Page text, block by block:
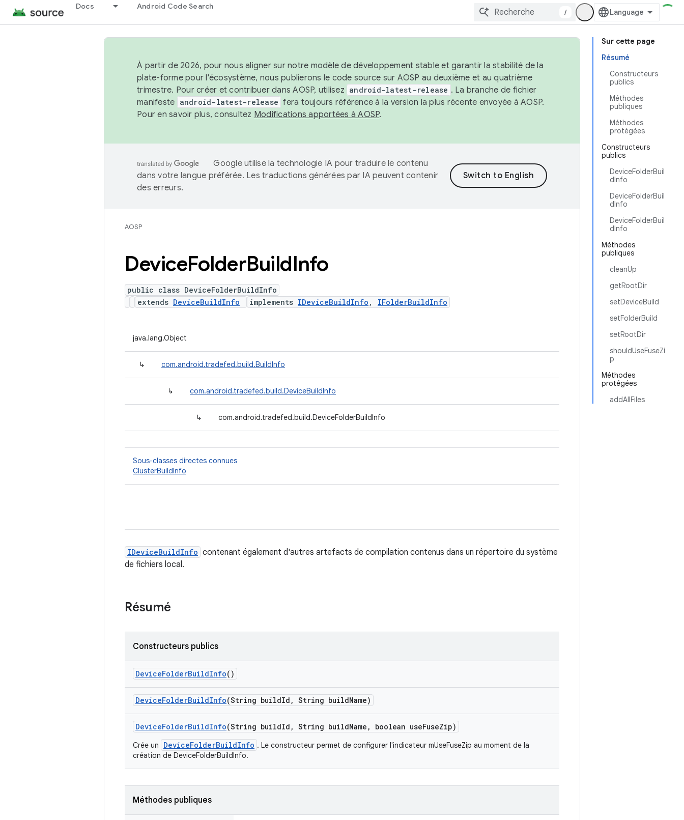
Docs Android Code Search
/
Sur cette page
Résumé
Constructeurs
publics
Méthodes
publiques
Méthodes
protégées
Constructeurs
publics
DeviceFolderBuil
dInfo
DeviceFolderBuil
dInfo
DeviceFolderBuil
dInfo
Méthodes
publiques
cleanUp
getRootDir
setDeviceBuild
setFolderBuild
setRootDir
shouldUseFuseZi
p
Méthodes
protégées
addAllFiles
À partir de 2026, pour nous aligner sur notre modèle de développement stable et garantir la stabilité de la
plate-forme pour l'écosystème, nous publierons le code source sur AOSP au deuxième et au quatrième
trimestre. Pour créer et contribuer dans AOSP, utilisez android-latest-release . La branche de fichier
manifeste android-latest-release fera toujours référence à la version la plus récente envoyée à AOSP.
Pour en savoir plus, consultez Modifications apportées à AOSP.
Google utilise la technologie IA pour traduire le contenu
dans votre langue préférée. Les traductions générées par IA peuvent contenir
des erreurs.
AOSP
DeviceFolderBuildInfo
public class DeviceFolderBuildInfo
extends DeviceBuildInfo implements IDeviceBuildInfo , IFolderBuildInfo
java.lang.Object
↳ com.android.tradefed.build.BuildInfo
↳ com.android.tradefed.build.DeviceBuildInfo
↳ com.android.tradefed.build.DeviceFolderBuildInfo
Sous-classes directes connues
ClusterBuildInfo
IDeviceBuildInfo contenant également d'autres artefacts de compilation contenus dans un répertoire du système
de fichiers local.
Résumé
Constructeurs publics
DeviceFolderBuildInfo()
DeviceFolderBuildInfo(String buildId , String buildName)
DeviceFolderBuildInfo(String buildId , String buildName , boolean useFuseZip)
Crée un DeviceFolderBuildInfo . Le constructeur permet de configurer l'indicateur mUseFuseZip au moment de la
création de DeviceFolderBuildInfo.
Méthodes publiques